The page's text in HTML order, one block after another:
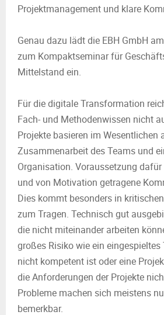
Projektmanagement und klare
Genau dazu lädt die EBH GmbH
zum Kompaktseminar für
Mittelstand ein.
Für die digitale Transformation
Fach- und Methodenwissen nicht
Projekte basieren im Wesentlichen
Zusammenarbeit des Teams und
Organisation. Voraussetzung
und von Motivation getragene
Dies kommt besonders in
zum Tragen. Technisch gut
die nicht miteinander arbeiten
großes Risiko wie ein
nicht kompetent ist oder eine
die Anforderungen der Projekte
Probleme machen sich meistens
bemerkbar.